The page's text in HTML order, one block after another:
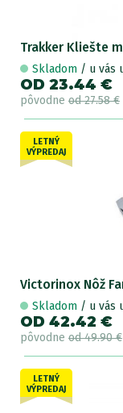
Trakker Kliešte
Skladom / u vás
OD 23.44 €
pôvodne od 27.58 €
LETNÝ
VÝPREDAJ
Victorinox Nôž
Skladom / u vás
OD 42.42 €
pôvodne od 49.90 €
LETNÝ
VÝPREDAJ